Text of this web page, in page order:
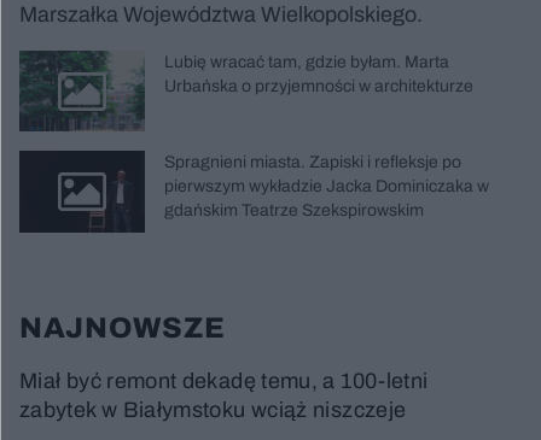
Marszałka Województwa Wielkopolskiego.
Lubię wracać tam, gdzie byłam. Marta
Urbańska o przyjemności w architekturze
Spragnieni miasta. Zapiski i refleksje po
pierwszym wykładzie Jacka Dominiczaka w
gdańskim Teatrze Szekspirowskim
NAJNOWSZE
Miał być remont dekadę temu, a 100-letni
zabytek w Białymstoku wciąż niszczeje